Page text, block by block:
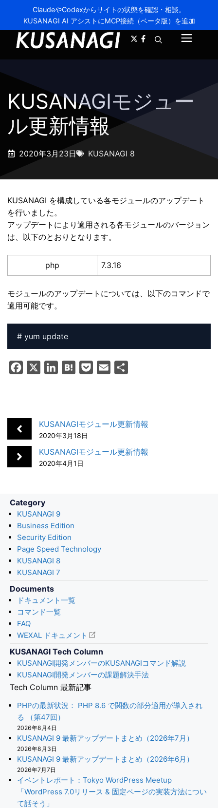
ClaudeやCodexからサイトの状態を確認・相談。
KUSANAGI AI アシストにMCP接続（ベータ版）を追加
ニ
KUSANAGIモジュー
ル更新情報
2020年3月23日 KUSANAGI 8
KUSANAGI を構成している各モジュールのアップデート
を行いました。
アップデートにより適用される各モジュールのバージョン
は、以下のとおりとなります。
php 7.3.16
モジュールのアップデートについては、以下のコマンドで
適用可能です。
o
e
d
I
n
n
a
e
l
KUSANAGIモジュール更新情報
2020年3月18日
KUSANAGIモジュール更新情報
2020年4月1日
Category
KUSANAGI 9
Business Edition
Security Edition
Page Speed Technology
KUSANAGI 8
KUSANAGI 7
Documents
ドキュメント一覧
コマンド一覧
FAQ
WEXAL ドキュメント
KUSANAGI Tech Column
KUSANAGI開発メンバーのKUSANAGIコマンド解説
KUSANAGI開発メンバーの課題解決手法
Tech Column 最新記事
PHPの最新状況： PHP 8.6 で関数の部分適用が導入され
る （第47回）
2026年8月4日
KUSANAGI 9 最新アップデートまとめ（2026年7月）
2026年8月3日
KUSANAGI 9 最新アップデートまとめ（2026年6月）
2026年7月7日
イベントレポート：Tokyo WordPress Meetup
「WordPress 7.0リリース & 固定ページの実装方法につい
て話そう」
A- A+